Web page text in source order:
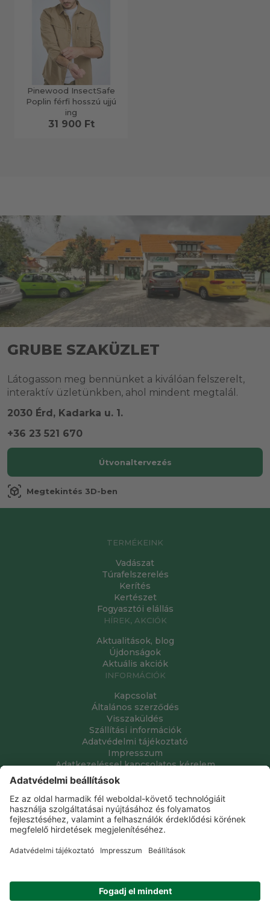
Pinewood InsectSafe
Poplin férfi hosszú ujjú
ing
31 900 Ft
GRUBE SZAKÜZLET
Látogasson meg bennünket a kiválóan felszerelt,
interaktív üzletünkben, ahol mindent megtalál.
2030 Érd, Kadarka u. 1.
+36 23 521 670
Útvonaltervezés
view_in_ar Megtekintés 3D-ben
TERMÉKEINK
Vadászat
Túrafelszerelés
Kerítés
Kertészet
Fogyasztói elállás
HÍREK, AKCIÓK
Aktualitások, blog
Újdonságok
Aktuális akciók
INFORMÁCIÓK
Kapcsolat
Általános szerződés
Visszaküldés
Szállítási információk
Adatvédelmi tájékoztató
Impresszum
Adatkezeléssel kapcsolatos kérelem